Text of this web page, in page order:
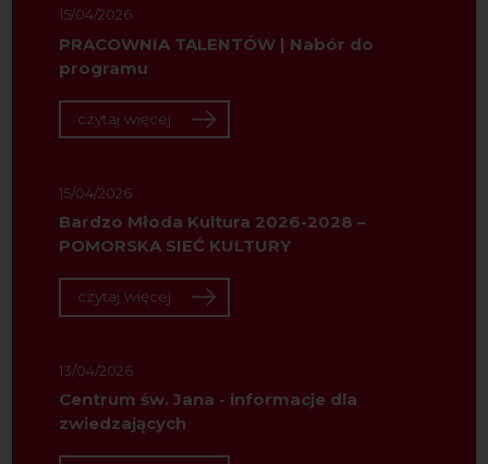
15/04/2026
PRACOWNIA TALENTÓW | Nabór do
programu
czytaj więcej
15/04/2026
Bardzo Młoda Kultura 2026-2028 –
POMORSKA SIEĆ KULTURY
czytaj więcej
13/04/2026
Centrum św. Jana - informacje dla
zwiedzających